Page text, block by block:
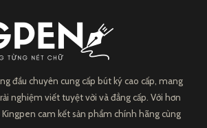
đầu chuyên cung cấp bút ký cao cấp, mang
nghiệm viết tuyệt vời và đẳng cấp. Với hơn
cam kết sản phẩm chính hãng cùng